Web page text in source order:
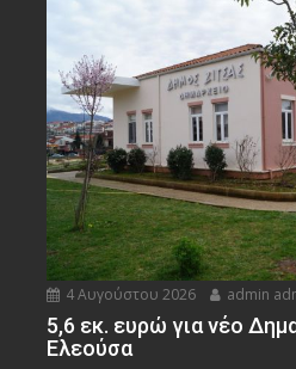
4 Αυγούστου 2026 admin
5,6 εκ. ευρώ για νέο
Ελεούσα